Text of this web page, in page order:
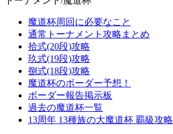
魔道杯周回に必要なこと
通常トーナメント攻略まとめ
拾式(20段)攻略
玖式(19段)攻略
捌式(18段)攻略
魔道杯のボーダー予想！
ボーダー報告掲示板
過去の魔道杯一覧
13周年 13種族の大魔道杯 覇級攻略